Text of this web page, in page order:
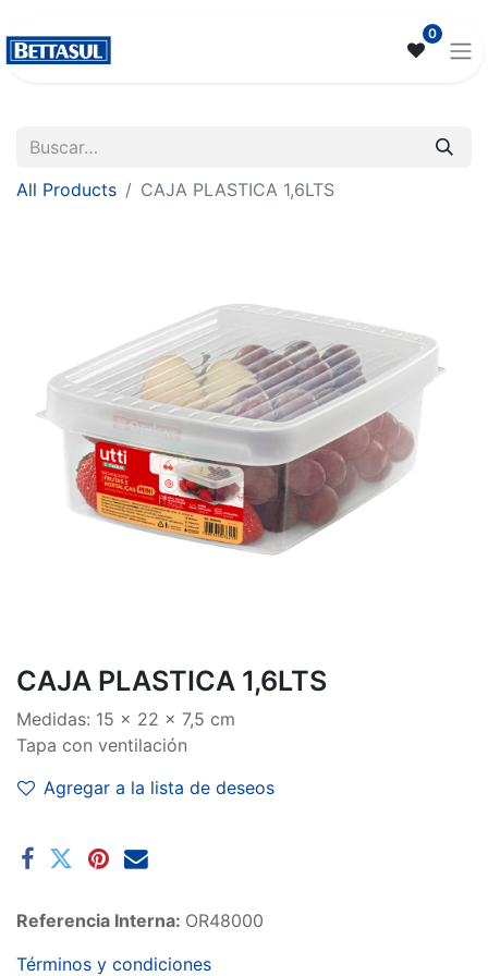
0
All Products CAJA PLASTICA 1,6LTS
CAJA PLASTICA 1,6LTS
Medidas: 15 x 22 x 7,5 cm
Tapa con ventilación
Agregar a la lista de deseos
Referencia Interna: OR48000
Términos y condiciones